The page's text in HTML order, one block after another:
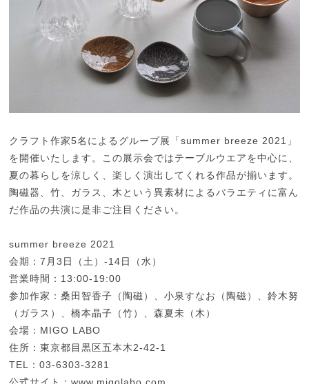
クラフト作家5名によるグループ展「summer breeze 2021」
を開催いたします。この展示会ではテーブルウエアを中心に、
夏の暮らしを涼しく、楽しく演出してくれる作品が揃います。
陶磁器、竹、ガラス、木という異素材によるバラエティに富ん
だ作品の共演に是非ご注目ください。
summer breeze 2021
会期：7月3日（土）-14日（水）
営業時間：13:00-19:00
参加作家：桑田智香子（陶磁）、小泉すなお（陶磁）、鈴木努
（ガラス）、橋本晶子（竹）、森夏未（木）
会場：MIGO LABO
住所：東京都目黒区五本木2-42-1
TEL：03-6303-3281
公式サイト：www.migolabo.com